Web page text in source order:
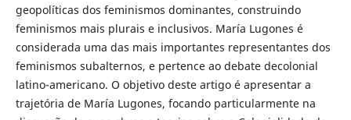
geopolíticas dos feminismos dominantes, construindo
feminismos mais plurais e inclusivos. María Lugones é
considerada uma das mais importantes representantes dos
feminismos subalternos, e pertence ao debate decolonial
latino-americano. O objetivo deste artigo é apresentar a
trajetória de María Lugones, focando particularmente na